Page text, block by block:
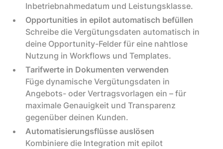
Inbetriebnahmedatum und Leistungsklasse.
Opportunities in epilot automatisch befüllen
Schreibe die Vergütungsdaten automatisch in
deine Opportunity-Felder für eine nahtlose
Nutzung in Workflows und Templates.
Tarifwerte in Dokumenten verwenden
Füge dynamische Vergütungsdaten in
Angebots- oder Vertragsvorlagen ein – für
maximale Genauigkeit und Transparenz
gegenüber deinen Kunden.
Automatisierungsflüsse auslösen
Kombiniere die Integration mit epilot